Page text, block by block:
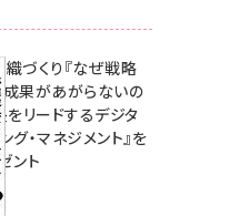
織づくり『なぜ戦略
果があがらないの
リードするデジタ
グ・マネジメント』を
ント